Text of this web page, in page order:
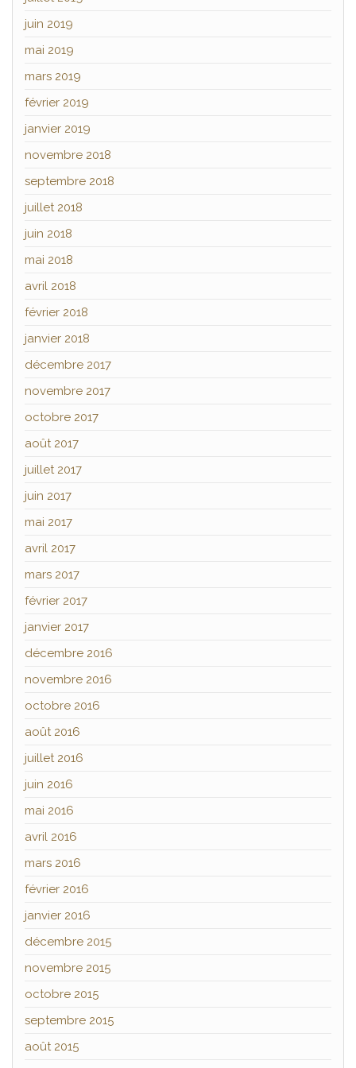
juin 2019
mai 2019
mars 2019
février 2019
janvier 2019
novembre 2018
septembre 2018
juillet 2018
juin 2018
mai 2018
avril 2018
février 2018
janvier 2018
décembre 2017
novembre 2017
octobre 2017
août 2017
juillet 2017
juin 2017
mai 2017
avril 2017
mars 2017
février 2017
janvier 2017
décembre 2016
novembre 2016
octobre 2016
août 2016
juillet 2016
juin 2016
mai 2016
avril 2016
mars 2016
février 2016
janvier 2016
décembre 2015
novembre 2015
octobre 2015
septembre 2015
août 2015